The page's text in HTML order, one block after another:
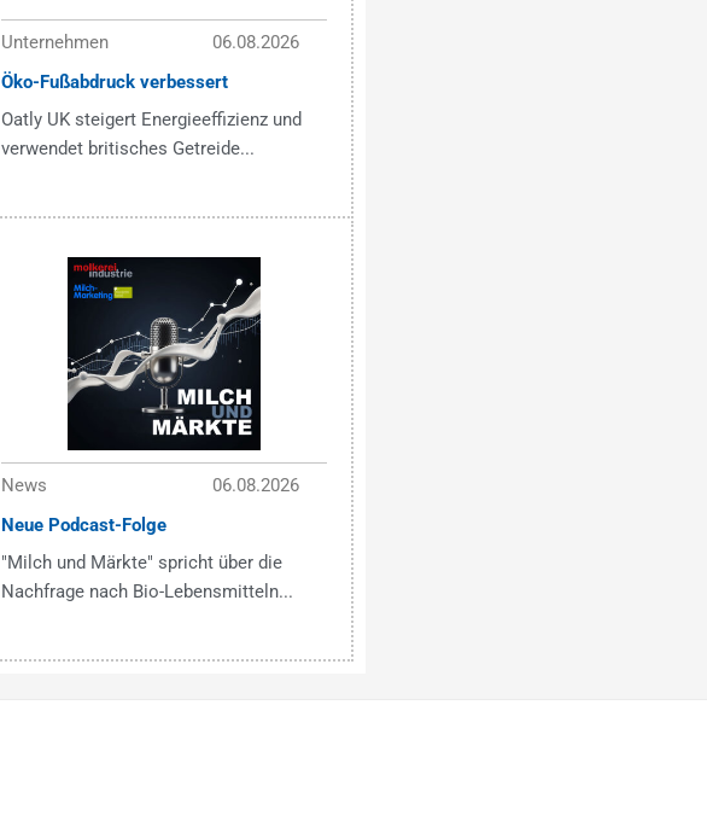
Unternehmen
06.08.2026
Öko-Fußabdruck verbessert
Oatly UK steigert Energieeffizienz und
verwendet britisches Getreide...
News
06.08.2026
Neue Podcast-Folge
"Milch und Märkte" spricht über die
Nachfrage nach Bio-Lebensmitteln...